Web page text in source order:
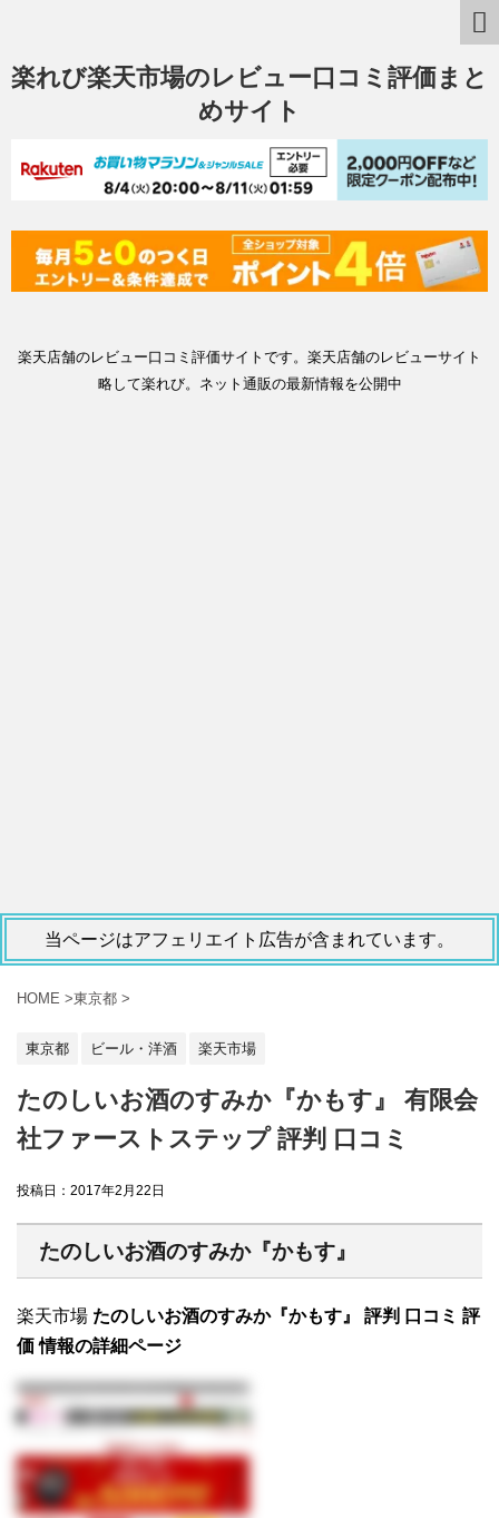
楽れび楽天市場のレビュー口コミ評価まと
めサイト
楽天店舗のレビュー口コミ評価サイトです。楽天店舗のレビューサイト
略して楽れび。ネット通販の最新情報を公開中
当ページはアフェリエイト広告が含まれています。
HOME >東京都 >
東京都 ビール・洋酒 楽天市場
たのしいお酒のすみか『かもす』 有限会
社ファーストステップ 評判 口コミ
投稿日： 2017年2月22日
たのしいお酒のすみか『かもす』
楽天市場 たのしいお酒のすみか『かもす』 評判 口コミ 評
価 情報の詳細ページ